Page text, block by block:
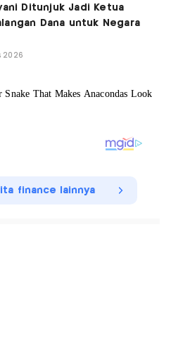
Ditunjuk Jadi Ketua
Dana untuk Negara
2026
finance lainnya